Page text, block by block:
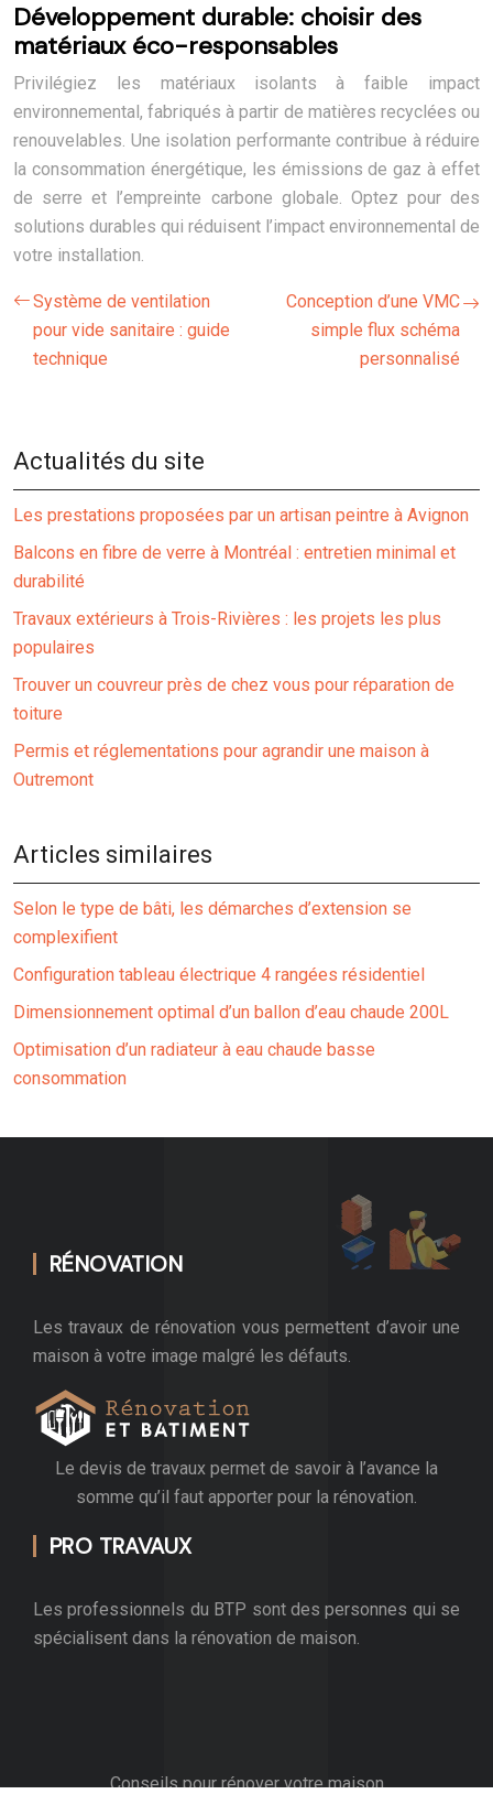
Développement durable: choisir des
matériaux éco-responsables
Privilégiez les matériaux isolants à faible impact
environnemental, fabriqués à partir de matières recyclées ou
renouvelables. Une isolation performante contribue à réduire
la consommation énergétique, les émissions de gaz à effet
de serre et l’empreinte carbone globale. Optez pour des
solutions durables qui réduisent l’impact environnemental de
votre installation.
Système de ventilation
pour vide sanitaire : guide
technique
Conception d’une VMC
simple flux schéma
personnalisé
Actualités du site
Les prestations proposées par un artisan peintre à Avignon
Balcons en fibre de verre à Montréal : entretien minimal et
durabilité
Travaux extérieurs à Trois-Rivières : les projets les plus
populaires
Trouver un couvreur près de chez vous pour réparation de
toiture
Permis et réglementations pour agrandir une maison à
Outremont
Articles similaires
Selon le type de bâti, les démarches d’extension se
complexifient
Configuration tableau électrique 4 rangées résidentiel
Dimensionnement optimal d’un ballon d’eau chaude 200L
Optimisation d’un radiateur à eau chaude basse
consommation
RÉNOVATION
Les travaux de rénovation vous permettent d’avoir une
maison à votre image malgré les défauts.
Le devis de travaux permet de savoir à l’avance la
somme qu’il faut apporter pour la rénovation.
PRO TRAVAUX
Les professionnels du BTP sont des personnes qui se
spécialisent dans la rénovation de maison.
Conseils pour rénover votre maison